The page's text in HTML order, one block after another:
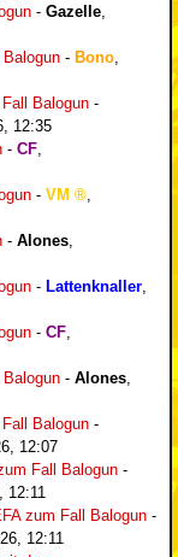
- Gazelle
- Bono
Balogun -
12:35
- CF
- VM
- Alones
- Lattenknaller
- CF
- Alones
Balogun -
12:07
Fall Balogun -
12:11
zum Fall Balogun -
12:11